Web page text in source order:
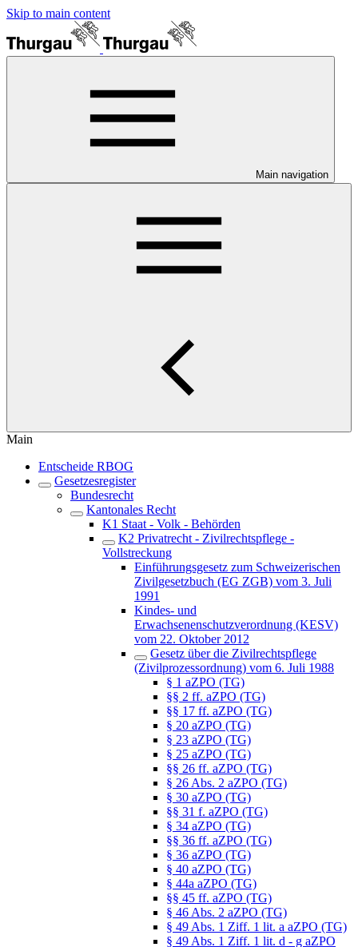
Skip to main content
Main navigation
Main
Entscheide RBOG
Gesetzesregister
Bundesrecht
Kantonales Recht
K1 Staat - Volk - Behörden
K2 Privatrecht - Zivilrechtspflege -
Vollstreckung
Einführungsgesetz zum Schweizerischen
Zivilgesetzbuch (EG ZGB) vom 3. Juli
1991
Kindes- und
Erwachsenenschutzverordnung (KESV)
vom 22. Oktober 2012
Gesetz über die Zivilrechtspflege
(Zivilprozessordnung) vom 6. Juli 1988
§ 1 aZPO (TG)
§§ 2 ff. aZPO (TG)
§§ 17 ff. aZPO (TG)
§ 20 aZPO (TG)
§ 23 aZPO (TG)
§ 25 aZPO (TG)
§§ 26 ff. aZPO (TG)
§ 26 Abs. 2 aZPO (TG)
§ 30 aZPO (TG)
§§ 31 f. aZPO (TG)
§ 34 aZPO (TG)
§§ 36 ff. aZPO (TG)
§ 36 aZPO (TG)
§ 40 aZPO (TG)
§ 44a aZPO (TG)
§§ 45 ff. aZPO (TG)
§ 46 Abs. 2 aZPO (TG)
§ 49 Abs. 1 Ziff. 1 lit. a aZPO (TG)
§ 49 Abs. 1 Ziff. 1 lit. d - g aZPO